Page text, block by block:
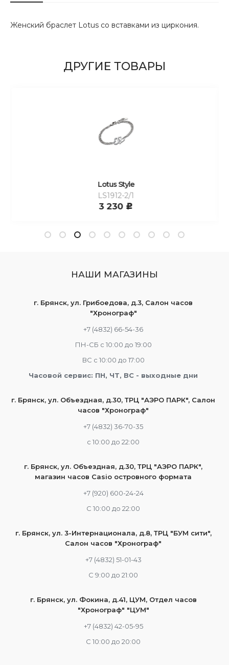
Женский браслет Lotus со вставками из циркония.
ДРУГИЕ ТОВАРЫ
Lotus Style
LS1912-2/1
3 230 c
НАШИ МАГАЗИНЫ
г. Брянск, ул. Грибоедова, д.3, Салон часов
"Хронограф"
+7 (4832) 66-54-36
ПН-СБ с 10:00 до 19:00
ВС с 10:00 до 17:00
Часовой сервис: ПН, ЧТ, ВС - выходные дни
г. Брянск, ул. Объездная, д.30, ТРЦ "АЭРО ПАРК", Салон
часов "Хронограф"
+7 (4832) 36-70-35
c 10:00 до 22:00
г. Брянск, ул. Объездная, д.30, ТРЦ "АЭРО ПАРК",
магазин часов Casio островного формата
+7 (920) 600-24-24
С 10:00 до 22:00
г. Брянск, ул. 3-Интернационала, д.8, ТРЦ "БУМ сити",
Салон часов "Хронограф"
+7 (4832) 51-01-43
С 9:00 до 21:00
г. Брянск, ул. Фокина, д.41, ЦУМ, Отдел часов
"Хронограф" "ЦУМ"
+7 (4832) 42-05-95
С 10:00 до 20:00